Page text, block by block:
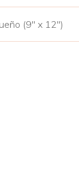
(9″ x 12″)